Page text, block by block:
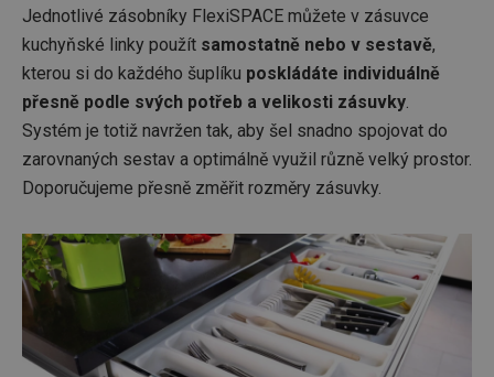
Jednotlivé zásobníky FlexiSPACE můžete v zásuvce
kuchyňské linky použít samostatně nebo v sestavě,
kterou si do každého šuplíku poskládáte individuálně
přesně podle svých potřeb a velikosti zásuvky.
Systém je totiž navržen tak, aby šel snadno spojovat do
zarovnaných sestav a optimálně využil různě velký prostor.
Doporučujeme přesně změřit rozměry zásuvky.